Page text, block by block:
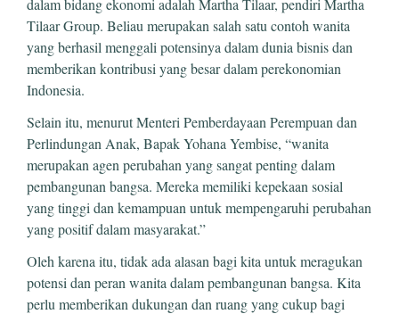
dalam bidang ekonomi adalah Martha Tilaar, pendiri Martha
Tilaar Group. Beliau merupakan salah satu contoh wanita
yang berhasil menggali potensinya dalam dunia bisnis dan
memberikan kontribusi yang besar dalam perekonomian
Indonesia.
Selain itu, menurut Menteri Pemberdayaan Perempuan dan
Perlindungan Anak, Bapak Yohana Yembise, “wanita
merupakan agen perubahan yang sangat penting dalam
pembangunan bangsa. Mereka memiliki kepekaan sosial
yang tinggi dan kemampuan untuk mempengaruhi perubahan
yang positif dalam masyarakat.”
Oleh karena itu, tidak ada alasan bagi kita untuk meragukan
potensi dan peran wanita dalam pembangunan bangsa. Kita
perlu memberikan dukungan dan ruang yang cukup bagi